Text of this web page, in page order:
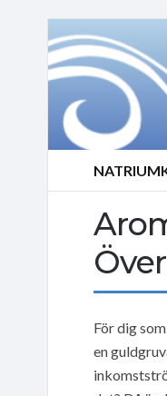
För dig
en